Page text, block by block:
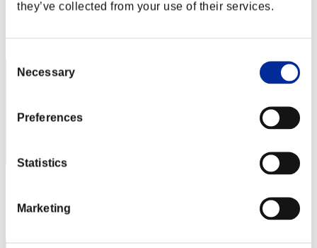
they’ve collected from your use of their services.
Selection
Necessary
Preferences
Statistics
Marketing
Punteggio: -
42
Posizione